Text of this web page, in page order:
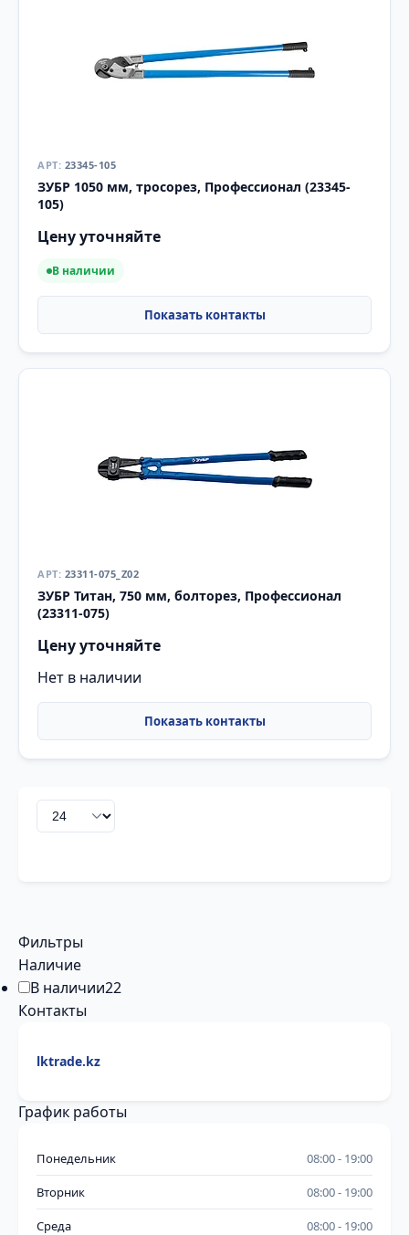
23345-105
ЗУБР 1050 мм, тросорез, Профессионал (23345-
105)
Цену уточняйте
В наличии
23311-075_Z02
ЗУБР Титан, 750 мм, болторез, Профессионал
(23311-075)
Цену уточняйте
Нет в наличии
Фильтры
Наличие
В наличии22
Контакты
lktrade.kz
График работы
Понедельник 08:00 19:00
Вторник 08:00 19:00
Среда 08:00 19:00